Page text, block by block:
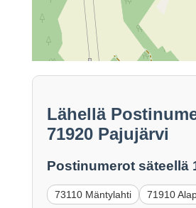
Lähellä
71920 Pajujärvi
Postinumerot säteellä
73110 Mäntylahti 71910